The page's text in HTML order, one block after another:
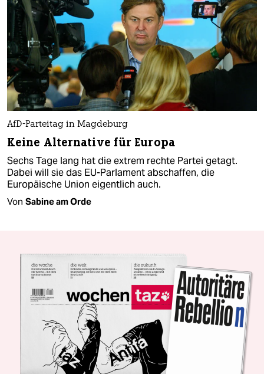
AfD-Parteitag in Magdeburg
Keine Alternative für Europa
Sechs Tage lang hat die extrem rechte Partei getagt.
Dabei will sie das EU-Parlament abschaffen, die
Europäische Union eigentlich auch.
Von Sabine am Orde